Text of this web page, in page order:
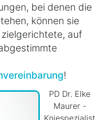
bei denen die
können sie
auf
!
PD Dr. Elke
Maurer -
Kniespezialist